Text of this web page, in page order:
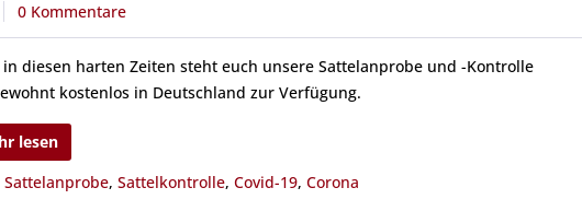
0 Kommentare
in diesen harten Zeiten steht euch unsere Sattelanprobe und -Kontrolle
kostenlos in Deutschland zur Verfügung.
lesen
Sattelanprobe,Sattelkontrolle,Covid-19,Corona